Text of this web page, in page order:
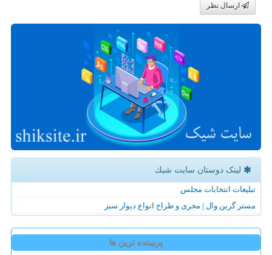
ارسال نظر
لینک دوستان سایت شیك
تبلیغات انتخابات مجلس
مستر گرین وال | مجری و طراح انواع دیوار سبز
پربیننده ترین ها